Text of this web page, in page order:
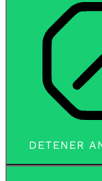
DETENER